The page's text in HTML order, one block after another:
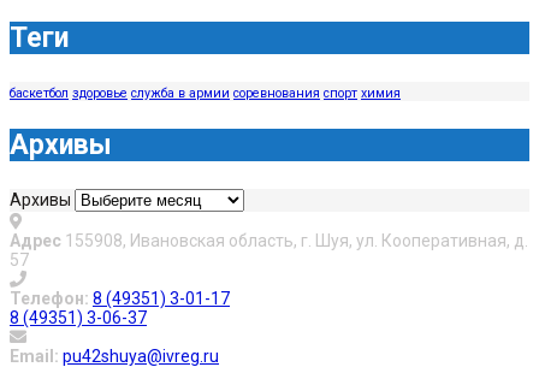
Теги
баскетбол здоровье служба в армии соревнования спорт химия
Архивы
Архивы
Адрес 155908, Ивановская область, г. Шуя, ул. Кооперативная, д.
57
Телефон: 8 (49351) 3-01-17
8 (49351) 3-06-37
Email: pu42shuya@ivreg.ru